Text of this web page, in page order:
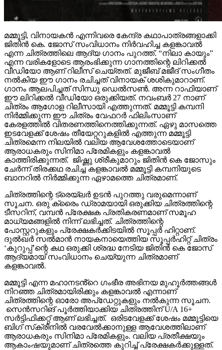
മമ്മൂട്ടി, വിനായകൻ എന്നിവരെ കേന്ദ്ര കഥാപാത്രങ്ങളാക്കി
ജിതിൻ കെ. ജോസ് സംവിധാനം നിർവഹിച്ച കളങ്കാവൽ
എന്ന ചിത്രത്തിലെ ആദ്യ ഗാനം പുറത്ത്. “നിലാ കായും”
എന്ന വരികളോടെ ആരംഭിക്കുന്ന ഗാനത്തിന്റെ ലിറിക്കൽ
വീഡിയോ ആണ് റിലീസ് ചെയ്തത്. മുജീബ് മജീദ് സംഗീതം
നൽകിയ ഈ ഗാനം രചിച്ചത് വിനായക് ശശികുമാറാണ്.
ഗാനം ആലപിച്ചത് സിന്ധു ഡെൽസൺ. അന്ന റാഫിയാണ്
ഈ ലിറിക്കൽ വീഡിയോ ഒരുക്കിയത്. നവംബർ 27 നാണ്
ചിത്രം ആഗോള റിലീസായി എത്തുന്നത്. മമ്മൂട്ടി കമ്പനി
നിർമ്മിക്കുന്ന ഈ ചിത്രം വേഫറർ ഫിലിംസാണ്
കേരളത്തിൽ വിതരണത്തിനെത്തിക്കുന്നത്. ഏഴു മാസത്തെ
ഇടവേളക്ക് ശേഷം തീയേറ്ററുകളിൽ എത്തുന്ന മമ്മൂട്ടി
ചിത്രമെന്ന നിലയിൽ വലിയ ആവേശത്തോടെയാണ്
ആരാധകരും സിനിമാ പ്രേമികളും കളങ്കാവൽ
കാത്തിരിക്കുന്നത്. ജിഷ്ണു ശ്രീകുമാറും ജിതിൻ കെ ജോസും
ചേർന്ന് തിരക്കഥ രചിച്ച കളങ്കാവൽ മമ്മൂട്ടി കമ്പനിയുടെ
ബാനറിൽ നിർമ്മിക്കുന്ന ഏഴാമത്തെ ചിത്രമാണ്.
ചിത്രത്തിന്റെ ട്രെയ്‌ലർ ഉടൻ പുറത്തു വരുമെന്നാണ്
സൂചന. ഒരു ക്രൈം ഡ്രാമയായി ഒരുക്കിയ ചിത്രത്തിന്റെ
ടീസറിന്, വമ്പൻ പ്രേക്ഷക പ്രതികരണമാണ് സമൂഹ
മാധ്യമങ്ങളിൽ നിന്ന് ലഭിച്ചത്. ചിത്രത്തിന്റെ
പോസ്റ്ററുകളും പ്രേക്ഷകർക്കിടയിൽ സൂപ്പർ ഹിറ്റാണ്.
ദുൽഖർ സൽമാൻ നായകനായെത്തിയ സൂപ്പർഹിറ്റ് ചിത്രം
‘കുറുപ്പ്’ന്റെ കഥ ഒരുക്കി ശ്രദ്ധ നേടിയ ജിതിൻ കെ ജോസ്
ആദ്യമായ് സംവിധാനം ചെയ്യുന്ന ചിത്രമാണ്
കളങ്കാവൽ.
മമ്മൂട്ടി എന്ന മഹാനടൻ്റെ ഗംഭീര അഭിനയ മുഹൂർത്തങ്ങൾ
നിറഞ്ഞ ചിത്രമായിരിക്കും കളങ്കാവൽ എന്നാണ്
ചിത്രത്തിന്റെ ഓരോ അപ്‌ഡേറ്റുകളും നൽകുന്ന സൂചന.
സെൻസറിങ് പൂർത്തിയാക്കിയ ചിത്രത്തിന് U/A 16+
സർട്ടിഫിക്കറ്റ് ആണ് ലഭിച്ചത്. ഒരിടവേളക്ക് ശേഷം മമ്മൂട്ടിയെ
ബിഗ് സ്‌ക്രീനിൽ വരവേൽക്കാനുള്ള ആവേശത്തിലാണ്
ആരാധകരും സിനിമാ പ്രേമികളും. വലിയ പ്രതീക്ഷയും
ആകാംഷയുമാണ് ചിത്രത്തെ കുറിച്ച് പ്രേക്ഷകർക്കുള്ളത്.